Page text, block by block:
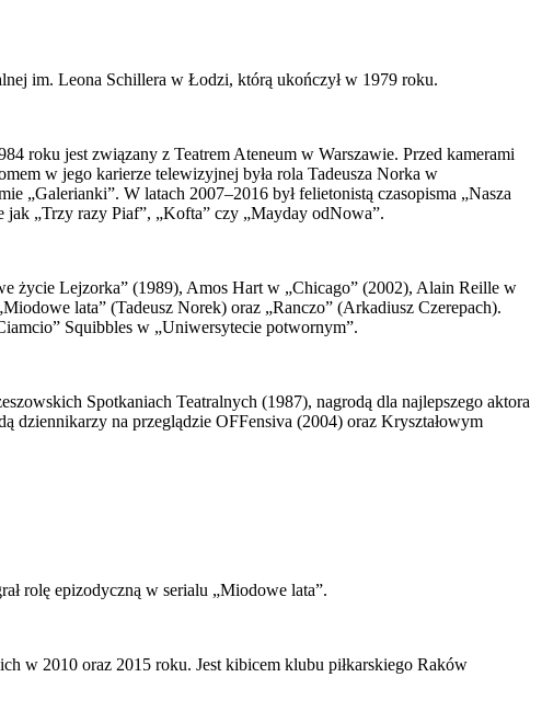
im. Leona Schillera w Łodzi, którą ukończył w 1979 roku.
roku jest związany z Teatrem Ateneum w Warszawie. Przed kamerami
w jego karierze telewizyjnej była rola Tadeusza Norka w
„Galerianki”. W latach 2007–2016 był felietonistą czasopisma „Nasza
jak „Trzy razy Piaf”, „Kofta” czy „Mayday odNowa”.
życie Lejzorka” (1989), Amos Hart w „Chicago” (2002), Alain Reille w
lata” (Tadeusz Norek) oraz „Ranczo” (Arkadiusz Czerepach).
Squibbles w „Uniwersytecie potwornym”.
Spotkaniach Teatralnych (1987), nagrodą dla najlepszego aktora
na przeglądzie OFFensiva (2004) oraz Kryształowym
rolę epizodyczną w serialu „Miodowe lata”.
w 2010 oraz 2015 roku. Jest kibicem klubu piłkarskiego Raków